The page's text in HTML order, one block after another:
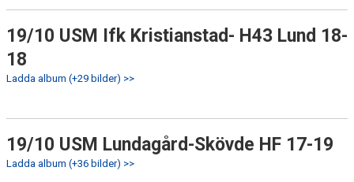
19/10 USM Ifk Kristianstad- H43 Lund 18-
18
Ladda album (+29 bilder) >>
19/10 USM Lundagård-Skövde HF 17-19
Ladda album (+36 bilder) >>